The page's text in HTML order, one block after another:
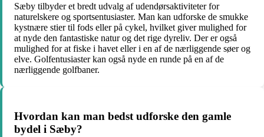
Sæby tilbyder et bredt udvalg af udendørsaktiviteter for
naturelskere og sportsentusiaster. Man kan udforske de smukke
kystnære stier til fods eller på cykel, hvilket giver mulighed for
at nyde den fantastiske natur og det rige dyreliv. Der er også
mulighed for at fiske i havet eller i en af de nærliggende søer og
elve. Golfentusiaster kan også nyde en runde på en af de
nærliggende golfbaner.
Hvordan kan man bedst udforske den gamle
bydel i Sæby?